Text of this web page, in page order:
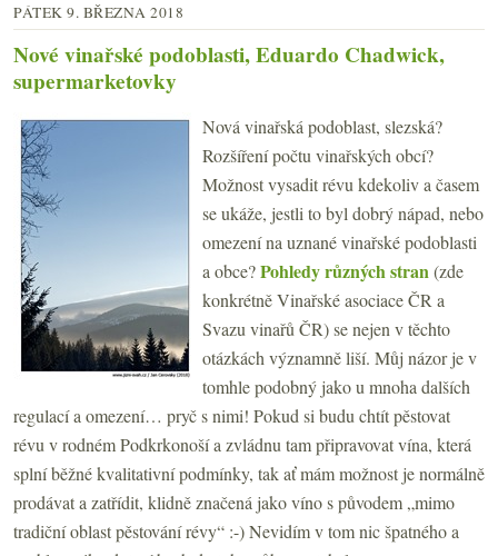
PÁTEK 9. BŘEZNA 2018
Nové vinařské podoblasti, Eduardo Chadwick,
supermarketovky
Nová vinařská podoblast, slezská?
Rozšíření počtu vinařských obcí?
Možnost vysadit révu kdekoliv a časem
se ukáže, jestli to byl dobrý nápad, nebo
omezení na uznané vinařské podoblasti
a obce?Pohledy různých stran(zde
konkrétně Vinařské asociace ČR a
Svazu vinařů ČR) se nejen v těchto
otázkách významně liší. Můj názor je v
tomhle podobný jako u mnoha dalších
regulací a omezení… pryč s nimi! Pokud si budu chtít pěstovat
révu v rodném Podkrkonoší a zvládnu tam připravovat vína, která
splní běžné kvalitativní podmínky, tak ať mám možnost je normálně
prodávat a zatřídit, klidně značená jako víno s původem „mimo
tradiční oblast pěstování révy“ :-) Nevidím v tom nic špatného a